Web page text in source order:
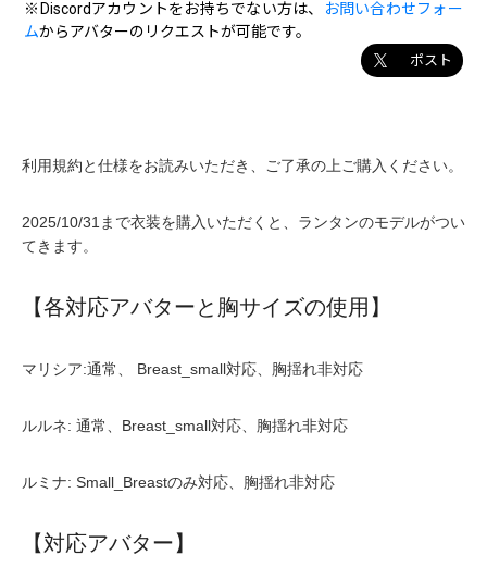
ポスト
※Discordアカウントをお持ちでない方は、
お問い合わせフォー
ムからアバターのリクエストが可能です。
利用規約と仕様をお読みいただき、ご了承の上ご購入ください。
2025/10/31まで衣装を購入いただくと、ランタンのモデルがつい
てきます。
【各対応アバターと胸サイズの使用】
マリシア:通常、 Breast_small対応、胸揺れ非対応
ルルネ: 通常、Breast_small対応、胸揺れ非対応
ルミナ: Small_Breastのみ対応、胸揺れ非対応
【対応アバター】